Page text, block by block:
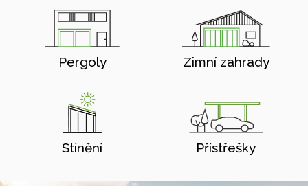
Pergoly Zimní zahrady
Stínění Přístřešky